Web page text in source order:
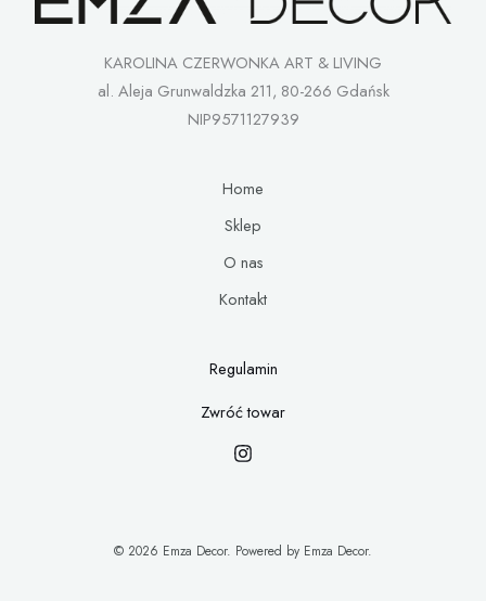
KAROLINA CZERWONKA ART & LIVING
al. Aleja Grunwaldzka 211, 80-266 Gdańsk
NIP9571127939
Home
Sklep
O nas
Kontakt
Regulamin
Zwróć towar
© 2026 Emza Decor. Powered by Emza Decor.